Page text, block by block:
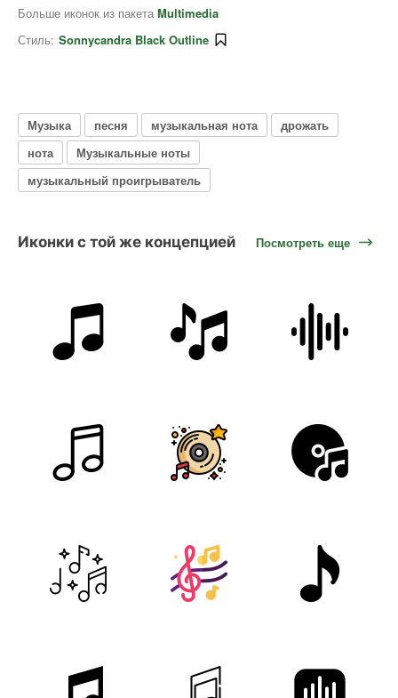
Больше иконок из пакета Multimedia
Стиль: Sonnycandra Black Outline
Музыка песня музыкальная нота
дрожать
нота
Музыкальные ноты
музыкальный проигрыватель
Иконки с той же концепцией Посмотреть еще